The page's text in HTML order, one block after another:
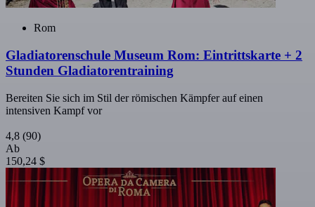
Rom
Gladiatorenschule Museum Rom: Eintrittskarte + 2
Stunden Gladiatorentraining
Bereiten Sie sich im Stil der römischen Kämpfer auf einen
intensiven Kampf vor
4,8 (90)
Ab
150,24 $